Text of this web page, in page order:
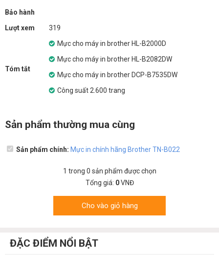
Bảo hành
Lượt xem
319
Tóm tắt
Mực cho máy in brother HL-B2000D
Mực cho máy in brother HL-B2082DW
Mực cho máy in brother DCP-B7535DW
Công suất 2.600 trang
Sản phẩm thường mua cùng
Sản phẩm chính: Mực in chính hãng Brother TN-B022
1 trong 0 sản phẩm được chọn
Tổng giá: 0VNĐ
Cho vào giỏ hàng
ĐẶC ĐIỂM NỔI BẬT